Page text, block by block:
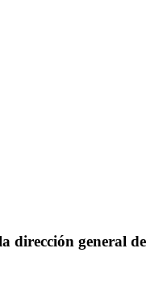
dirección general de